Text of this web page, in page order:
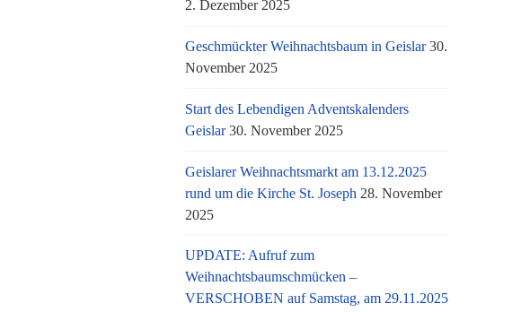
2. Dezember 2025
Geschmückter Weihnachtsbaum in Geislar 30.
November 2025
Start des Lebendigen Adventskalenders
Geislar 30. November 2025
Geislarer Weihnachtsmarkt am 13.12.2025
rund um die Kirche St. Joseph 28. November
2025
UPDATE: Aufruf zum
Weihnachtsbaumschmücken –
VERSCHOBEN auf Samstag, am 29.11.2025